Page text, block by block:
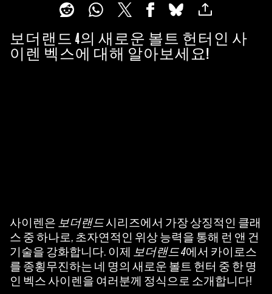
보더랜드 4의 새로운 볼트 헌터인 사
이렌 벡스에 대해 알아보세요!
A
c
c
사이렌은 보더랜드시리즈에서 가장 상징적인 클래
스 중 하나로, 초자연적인 위상 능력을 통해 런 앤 건
기술을 강화합니다. 이제 보더랜드 4에서 카이로스
를 종횡무진하는 네 명의 새로운 볼트 헌터 중 한 명
인 벡스 사이렌을 여러분께 정식으로 소개합니다!